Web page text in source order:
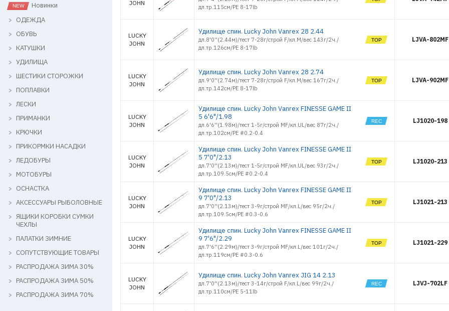
Новинки
ОДЕЖДА
ОБУВЬ
КАТУШКИ
УДИЛИЩА
ШЕСТИКИ СТОРОЖКИ
ПОПЛАВКИ
ЛЕСКИ
ПРИМАНКИ
КРЮЧКИ
ПРИКОРМКИ НАСАДКИ
ЛЕДОБУРЫ
МОТОБУРЫ
ОСНАСТКА
АКСЕССУАРЫ РЫБОЛОВНЫЕ
ЯЩИКИ КОРОБКИ СУМКИ
ЧЕХЛЫ
ПАЛАТКИ ЗИМНИЕ
СОПУТСТВУЮЩИЕ ТОВАРЫ
РАСПРОДАЖА ЗИМА 30%
РАСПРОДАЖА ЗИМА 50%
РАСПРОДАЖА ЗИМА 70%
Оснастки фидерные
Поводки
Подсачеки, садки
Приманки морские
силиконовые
Приманки силиконовые
Рекламные товары
Рыбки поролоновые
Санки
Светлячки
Спасжилеты
Стенды и оборудование
Стойки и Держатели
Сумки, Рюкзаки, Емкости
Удочки зимние
JOHN
дл.тр.115см/PE 8-17lb
LUCKY
JOHN
Удилище спин. Lucky John Vanrex 28 2.44
дл.8'0''(2.44м)/тест 7-28г/строй F/кл.M/вес 143г/2ч./
дл.тр.126см/PE 8-17lb
LJVA-802MF
LUCKY
JOHN
Удилище спин. Lucky John Vanrex 28 2.74
дл.9'0''(2.74м)/тест 7-28г/строй F/кл.M/вес 167г/2ч./
дл.тр.142см/PE 8-17lb
LJVA-902MF
LUCKY
JOHN
Удилище спин. Lucky John Vanrex FINESSE GAME II
5 6'6"/1.98
дл.6'6''(1.98м)/тест 1-5г/строй MF/кл.UL/вес 87г/2ч./
дл.тр.102см/PE #0.2-0.4
LJ1020-198
LUCKY
JOHN
Удилище спин. Lucky John Vanrex FINESSE GAME II
5 7'0"/2.13
дл.7'0''(2.13м)/тест 1-5г/строй MF/кл.UL/вес 93г/2ч./
дл.тр.109.5см/PE #0.2-0.4
LJ1020-213
LUCKY
JOHN
Удилище спин. Lucky John Vanrex FINESSE GAME II
9 7'0"/2.13
дл.7'0''(2.13м)/тест 3-9г/строй MF/кл.L/вес 95г/2ч./
дл.тр.109.5см/PE #0.3-0.6
LJ1021-213
LUCKY
JOHN
Удилище спин. Lucky John Vanrex FINESSE GAME II
9 7'6"/2.29
дл.7'6''(2.29м)/тест 3-9г/строй MF/кл.L/вес 101г/2ч./
дл.тр.119см/PE #0.3-0.6
LJ1021-229
LUCKY
JOHN
Удилище спин. Lucky John Vanrex JIG 14 2.13
дл.7'0''(2.13м)/тест 3-14г/строй F/кл.L/вес 99г/2ч./
дл.тр.110см/PE 5-11lb
LJVJ-702LF